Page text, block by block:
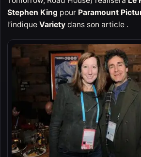
Stephen King pour Paramount
l’indique Variety dans son article .